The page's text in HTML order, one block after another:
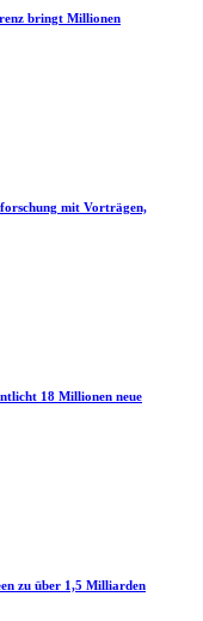
bringt Millionen
mit Vorträgen,
18 Millionen neue
zu über 1,5 Milliarden